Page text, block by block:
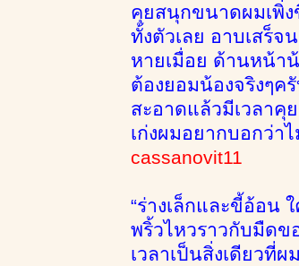
คุยสนุกขนาดผมเพิ่
ทั้งตัวเลย อาบเสร็
หายเมื่อย ด้านหน้า
ต้องยอมน้องจริงๆ
สะอาดแล้วมีเวลา
เก่งผมอยากบอกว่า
cassanovit11
“ร่างเล็กและขี้อ้อน
พริ้วไหวราวกับมืดข
เวลาเป็นสิ่งเดียวที่